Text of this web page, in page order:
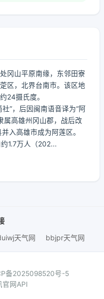
冈山平原南缘，东邻田寮
区，北界台南市。该区地
24摄氏度。
”，后因闽南语音译为“阿
属高雄州冈山郡，战后改
入高雄市成为阿莲区。
1.7万人（202...
天气网 bbjpr天气网
备2025098520号-5
官网API